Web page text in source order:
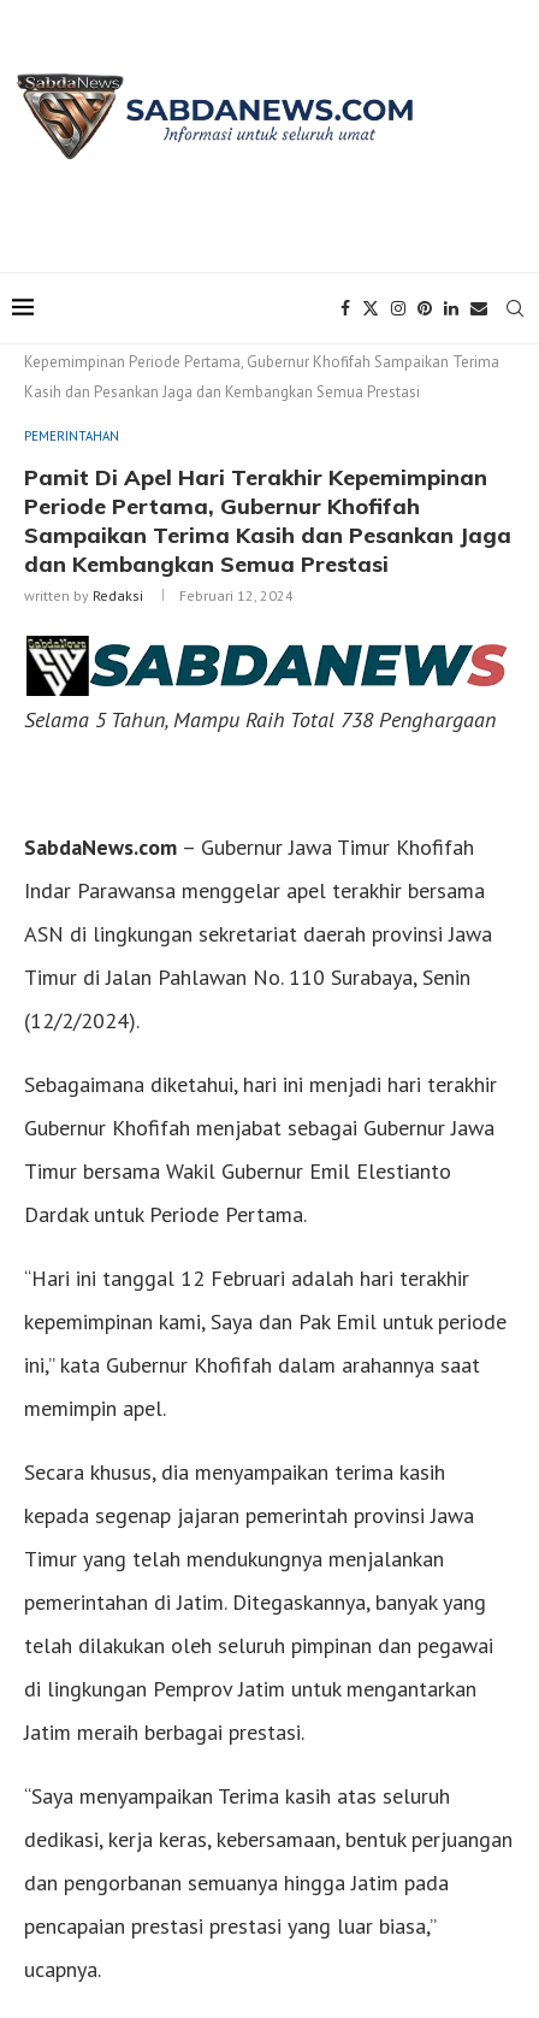
Kepemimpinan Periode Pertama, Gubernur Khofifah Sampaikan Terima
Kasih dan Pesankan Jaga dan Kembangkan Semua Prestasi
PEMERINTAHAN
Pamit Di Apel Hari Terakhir Kepemimpinan
Periode Pertama, Gubernur Khofifah
Sampaikan Terima Kasih dan Pesankan Jaga
dan Kembangkan Semua Prestasi
written by Redaksi Februari 12, 2024
Selama 5 Tahun, Mampu Raih Total 738 Penghargaan
SabdaNews.com – Gubernur Jawa Timur Khofifah
Indar Parawansa menggelar apel terakhir bersama
ASN di lingkungan sekretariat daerah provinsi Jawa
Timur di Jalan Pahlawan No. 110 Surabaya, Senin
(12/2/2024).
Sebagaimana diketahui, hari ini menjadi hari terakhir
Gubernur Khofifah menjabat sebagai Gubernur Jawa
Timur bersama Wakil Gubernur Emil Elestianto
Dardak untuk Periode Pertama.
“Hari ini tanggal 12 Februari adalah hari terakhir
kepemimpinan kami, Saya dan Pak Emil untuk periode
ini,” kata Gubernur Khofifah dalam arahannya saat
memimpin apel.
Secara khusus, dia menyampaikan terima kasih
kepada segenap jajaran pemerintah provinsi Jawa
Timur yang telah mendukungnya menjalankan
pemerintahan di Jatim. Ditegaskannya, banyak yang
telah dilakukan oleh seluruh pimpinan dan pegawai
di lingkungan Pemprov Jatim untuk mengantarkan
Jatim meraih berbagai prestasi.
“Saya menyampaikan Terima kasih atas seluruh
dedikasi, kerja keras, kebersamaan, bentuk perjuangan
dan pengorbanan semuanya hingga Jatim pada
pencapaian prestasi prestasi yang luar biasa,”
ucapnya.